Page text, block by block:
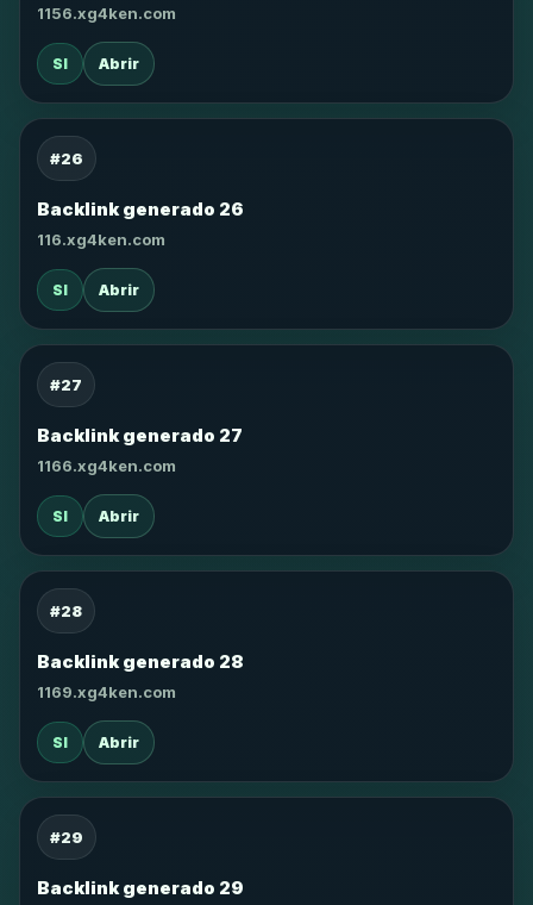
1156.xg4ken.com
SI Abrir
#26
Backlink generado 26
116.xg4ken.com
SI Abrir
#27
Backlink generado 27
1166.xg4ken.com
SI Abrir
#28
Backlink generado 28
1169.xg4ken.com
SI Abrir
#29
Backlink generado 29